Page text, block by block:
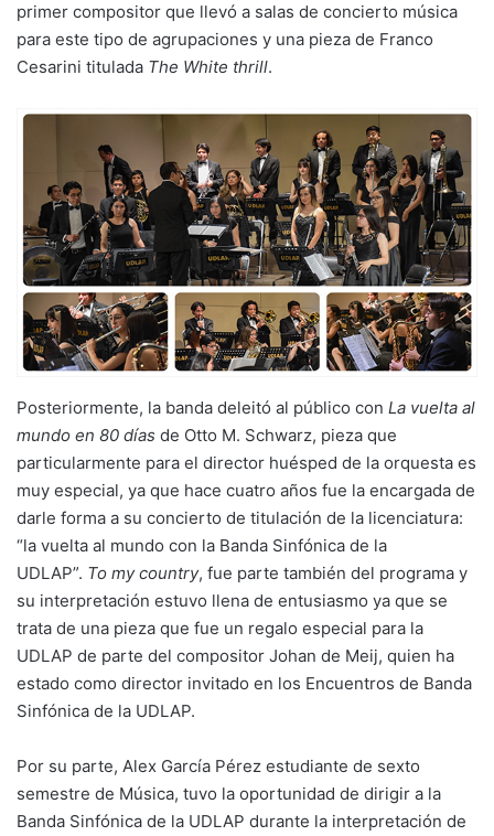
primer compositor que llevó a salas de concierto música
para este tipo de agrupaciones y una pieza de Franco
Cesarini titulada The White thrill.
Posteriormente, la banda deleitó al público con La vuelta al
mundo en 80 días de Otto M. Schwarz, pieza que
particularmente para el director huésped de la orquesta es
muy especial, ya que hace cuatro años fue la encargada de
darle forma a su concierto de titulación de la licenciatura:
“la vuelta al mundo con la Banda Sinfónica de la
UDLAP”. To my country, fue parte también del programa y
su interpretación estuvo llena de entusiasmo ya que se
trata de una pieza que fue un regalo especial para la
UDLAP de parte del compositor Johan de Meij, quien ha
estado como director invitado en los Encuentros de Banda
Sinfónica de la UDLAP.
Por su parte, Alex García Pérez estudiante de sexto
semestre de Música, tuvo la oportunidad de dirigir a la
Banda Sinfónica de la UDLAP durante la interpretación de